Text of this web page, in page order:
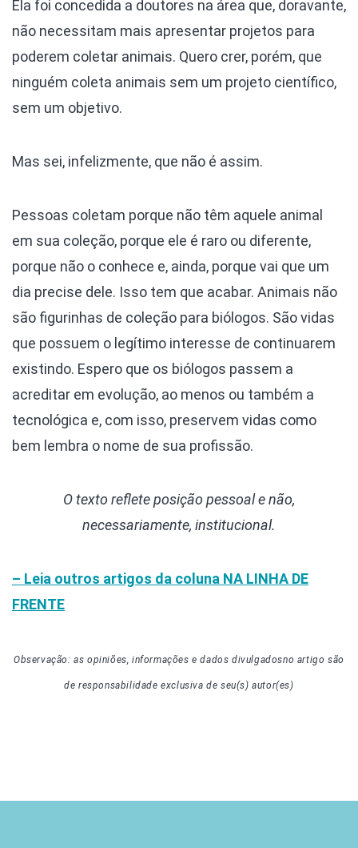
Ela foi concedida a doutores na área que, doravante,
não necessitam mais apresentar projetos para
poderem coletar animais. Quero crer, porém, que
ninguém coleta animais sem um projeto científico,
sem um objetivo.
Mas sei, infelizmente, que não é assim.
Pessoas coletam porque não têm aquele animal
em sua coleção, porque ele é raro ou diferente,
porque não o conhece e, ainda, porque vai que um
dia precise dele. Isso tem que acabar. Animais não
são figurinhas de coleção para biólogos. São vidas
que possuem o legítimo interesse de continuarem
existindo. Espero que os biólogos passem a
acreditar em evolução, ao menos ou também a
tecnológica e, com isso, preservem vidas como
bem lembra o nome de sua profissão.
O texto reflete posição pessoal e não,
necessariamente, institucional.
– Leia outros artigos da coluna NA LINHA DE
FRENTE
Observação: as opiniões, informações e dados divulgadosno artigosão
de responsabilidade exclusiva de seu(s) autor(es)